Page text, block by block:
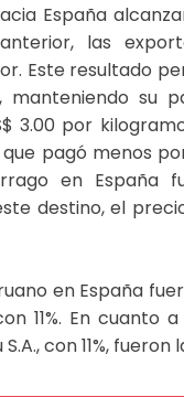
España
las
Este resultado
su
3.00 por
pagó menos
en España
destino, el
en España
11%. En cuanto
con 11%,